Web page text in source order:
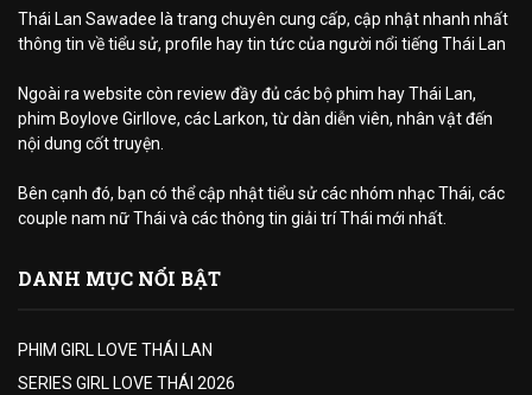
Thái Lan Sawadee là trang chuyên cung cấp, cập nhật nhanh nhất
thông tin về tiểu sử, profile hay tin tức của người nổi tiếng Thái Lan
Ngoài ra website còn review đầy đủ các bộ phim hay Thái Lan,
phim Boylove Girllove, các Larkon, từ dàn diễn viên, nhân vật đến
nội dung cốt truyện.
Bên cạnh đó, bạn có thể cập nhật tiểu sử các nhóm nhạc Thái, các
couple nam nữ Thái và các thông tin giải trí Thái mới nhất.
DANH MỤC NỔI BẬT
PHIM GIRL LOVE THÁI LAN
SERIES GIRL LOVE THÁI 2026